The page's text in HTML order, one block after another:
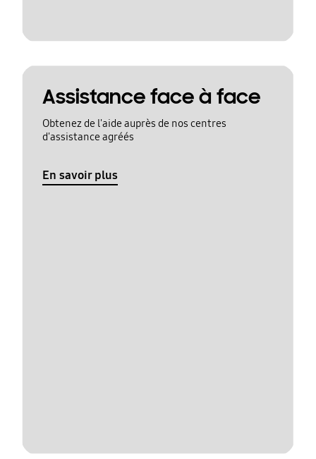
Assistance face à face
Obtenez de l'aide auprès de nos centres
d'assistance agréés
En savoir plus